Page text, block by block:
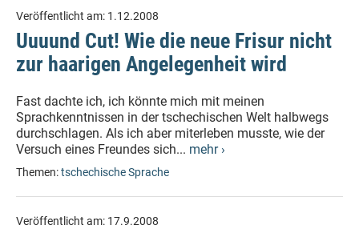
Veröffentlicht am: 1.12.2008
Uuuund Cut! Wie die neue Frisur nicht
zur haarigen Angelegenheit wird
Fast dachte ich, ich könnte mich mit meinen
Sprachkenntnissen in der tschechischen Welt halbwegs
durchschlagen. Als ich aber miterleben musste, wie der
Versuch eines Freundes sich... mehr ›
Themen:tschechische Sprache
Veröffentlicht am: 17.9.2008